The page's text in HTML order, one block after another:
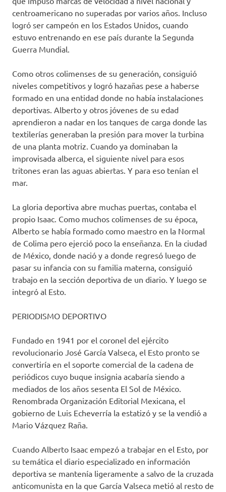
centroamericano no superadas por varios años. Incluso
logró ser campeón en los Estados Unidos, cuando
estuvo entrenando en ese país durante la Segunda
Guerra Mundial.
Como otros colimenses de su generación, consiguió
niveles competitivos y logró hazañas pese a haberse
formado en una entidad donde no había instalaciones
deportivas. Alberto y otros jóvenes de su edad
aprendieron a nadar en los tanques de carga donde las
textilerías generaban la presión para mover la turbina
de una planta motriz. Cuando ya dominaban la
improvisada alberca, el siguiente nivel para esos
tritones eran las aguas abiertas. Y para eso tenían el
mar.
La gloria deportiva abre muchas puertas, contaba el
propio Isaac. Como muchos colimenses de su época,
Alberto se había formado como maestro en la Normal
de Colima pero ejerció poco la enseñanza. En la ciudad
de México, donde nació y a donde regresó luego de
pasar su infancia con su familia materna, consiguió
trabajo en la sección deportiva de un diario. Y luego se
integró al Esto.
PERIODISMO DEPORTIVO
Fundado en 1941 por el coronel del ejército
revolucionario José García Valseca, el Esto pronto se
convertiría en el soporte comercial de la cadena de
periódicos cuyo buque insignia acabaría siendo a
mediados de los años sesenta El Sol de México.
Renombrada Organización Editorial Mexicana, el
gobierno de Luis Echeverría la estatizó y se la vendió a
Mario Vázquez Raña.
Cuando Alberto Isaac empezó a trabajar en el Esto, por
su temática el diario especializado en información
deportiva se mantenía ligeramente a salvo de la cruzada
anticomunista en la que García Valseca metió al resto de